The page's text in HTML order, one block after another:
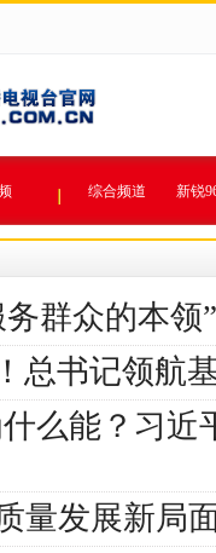
综合频道 新锐
群众的本领”
总书记领航
么能？习近
量发展新局